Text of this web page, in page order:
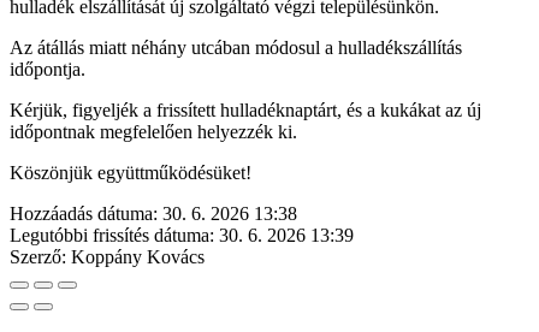
hulladék elszállítását új szolgáltató végzi településünkön.
Az átállás miatt néhány utcában módosul a hulladékszállítás
időpontja.
Kérjük, figyeljék a frissített hulladéknaptárt, és a kukákat az új
időpontnak megfelelően helyezzék ki.
Köszönjük együttműködésüket!
Hozzáadás dátuma: 30. 6. 2026 13:38
Legutóbbi frissítés dátuma: 30. 6. 2026 13:39
Szerző: Koppány Kovács